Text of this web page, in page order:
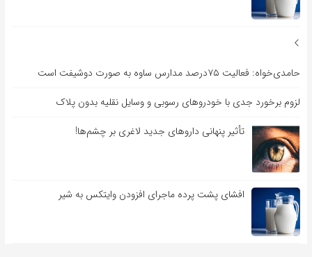
حامدی‌خواه: فعالیت ۷۵درصد مدارس ساوه به صورت دوشیفت است
لزوم برخورد جدی با خودروهای رسوبی و وسایل نقلیه بدون پلاک
تأثیر پنهانی داروهای جدید لاغری بر چشم‌ها!
افشای پشت پرده ماجرای افزودن وایتکس به شیر